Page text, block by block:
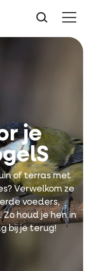
je
of terras met
Verwelkom ze
voeders,
houd je hen in
bij je terug!